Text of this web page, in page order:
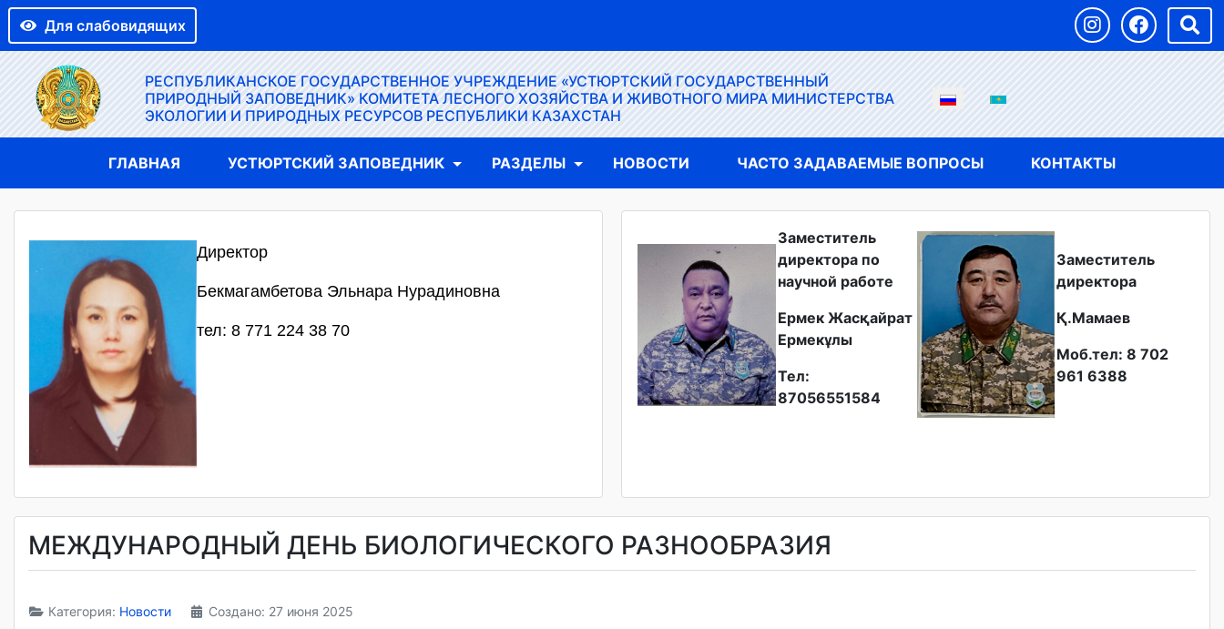
Для слабовидящих
РЕСПУБЛИКАНСКОЕ ГОСУДАРСТВЕННОЕ УЧРЕЖДЕНИЕ «УСТЮРТСКИЙ ГОСУДАРСТВЕННЫЙ
ПРИРОДНЫЙ ЗАПОВЕДНИК» КОМИТЕТА ЛЕСНОГО ХОЗЯЙСТВА И ЖИВОТНОГО МИРА МИНИСТЕРСТВА
ЭКОЛОГИИ И ПРИРОДНЫХ РЕСУРСОВ РЕСПУБЛИКИ КАЗАХСТАН
ГЛАВНАЯ УСТЮРТСКИЙ ЗАПОВЕДНИК РАЗДЕЛЫ НОВОСТИ ЧАСТО ЗАДАВАЕМЫЕ ВОПРОСЫ КОНТАКТЫ
Директор
Бекмагамбетова Эльнара Нурадиновна
тел: 8 771 224 38 70
Заместитель
директора по
научной работе
Ермек Жасқайрат
Ермекұлы
Тел:
87056551584
Заместитель
директора
Қ.Мамаев
Моб.тел: 8 702
961 6388
МЕЖДУНАРОДНЫЙ ДЕНЬ БИОЛОГИЧЕСКОГО РАЗНООБРАЗИЯ
Категория: Новости Создано: 27 июня 2025